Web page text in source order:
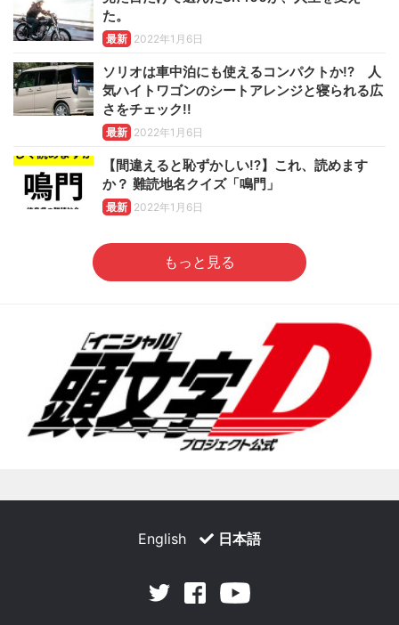
た。
最新 2022年1月6日
ソリオは車中泊にも使えるコンパクトか!? 人
気ハイトワゴンのシートアレンジと寝られる広
さをチェック!!
最新 2022年1月6日
【間違えると恥ずかしい!?】これ、読めます
か？ 難読地名クイズ「鳴門」
最新 2022年1月6日
もっと見る
English 日本語
Twitter Facebook